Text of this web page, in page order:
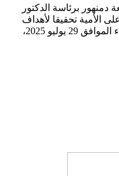
دمنهور برئاسة الدكتور
الأمية تحقيقا لأهداف
التنمية المستدامة، انطلقت اليوم الثلاثاء الموافق 29 يوليو 2025،